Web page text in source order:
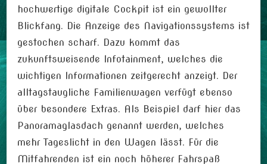
hochwertige digitale Cockpit ist ein gewollter
Blickfang. Die Anzeige des Navigationssystems ist
gestochen scharf. Dazu kommt das
zukunftsweisende Infotainment, welches die
wichtigen Informationen zeitgerecht anzeigt. Der
alltagstaugliche Familienwagen verfügt ebenso
über besondere Extras. Als Beispiel darf hier das
Panoramaglasdach genannt werden, welches
mehr Tageslicht in den Wagen lässt. Für die
Mitfahrenden ist ein noch höherer Fahrspaß